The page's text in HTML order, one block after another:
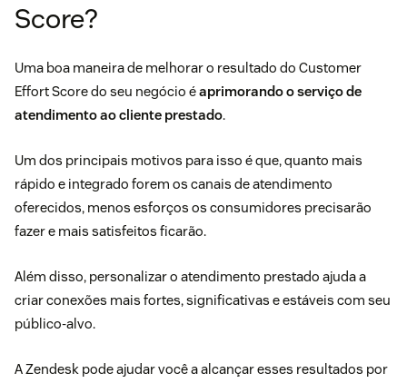
Score?
Uma boa maneira de melhorar o resultado do Customer
Effort Score do seu negócio éaprimorando o serviço de
atendimento ao cliente prestado.
Um dos principais motivos para isso é que, quanto mais
rápido e integrado forem os canais de atendimento
oferecidos, menos esforços os consumidores precisarão
fazer e mais satisfeitos ficarão.
Além disso, personalizar o atendimento prestado ajuda a
criar conexões mais fortes, significativas e estáveis com seu
público-alvo.
A Zendesk pode ajudar você a alcançar esses resultados por